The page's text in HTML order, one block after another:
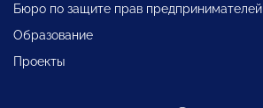
Бюро по защите прав предпринимателей
Образование
Проекты